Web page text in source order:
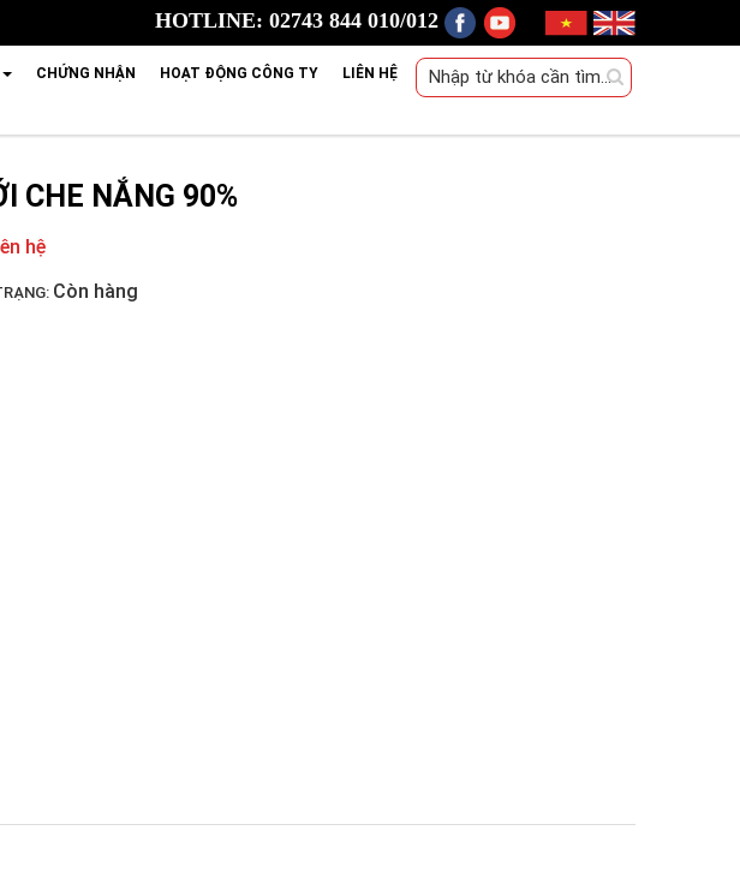
HOTLINE: 02743 844 010/012
CHỨNG NHẬN HOẠT ĐỘNG CÔNG TY LIÊN HỆ
CHE NẮNG 90%
hệ
Còn hàng